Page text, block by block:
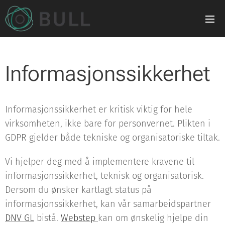
Informasjonssikkerhet
Informasjonssikkerhet er kritisk viktig for hele
virksomheten, ikke bare for personvernet. Plikten i
GDPR gjelder både tekniske og organisatoriske tiltak.
Vi hjelper deg med å implementere kravene til
informasjonssikkerhet, teknisk og organisatorisk.
Dersom du ønsker kartlagt status på
informasjonssikkerhet, kan vår samarbeidspartner
DNV GL bistå. Webstep kan om ønskelig hjelpe din